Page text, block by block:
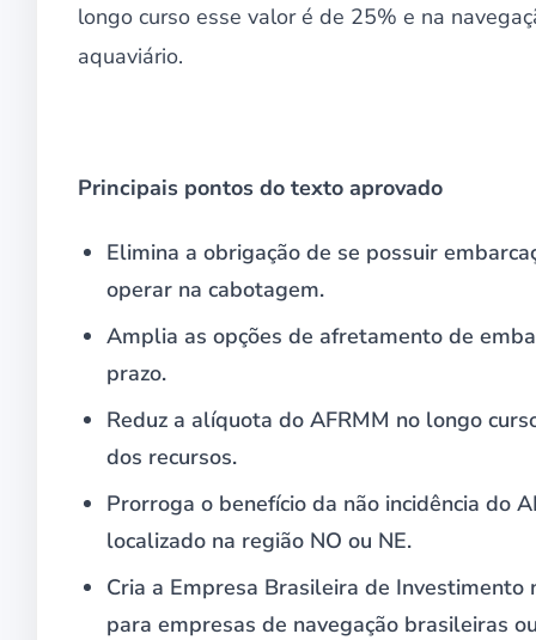
longo curso esse valor é de 25% e na
aquaviário.
Principais pontos do texto aprovado
Elimina a obrigação de se possuir
operar na cabotagem.
Amplia as opções de afretamento de
prazo.
Reduz a alíquota do AFRMM no longo
dos recursos.
Prorroga o benefício da não incidência do
localizado na região NO ou NE.
Cria a Empresa Brasileira de Investimento
para empresas de navegação brasileiras